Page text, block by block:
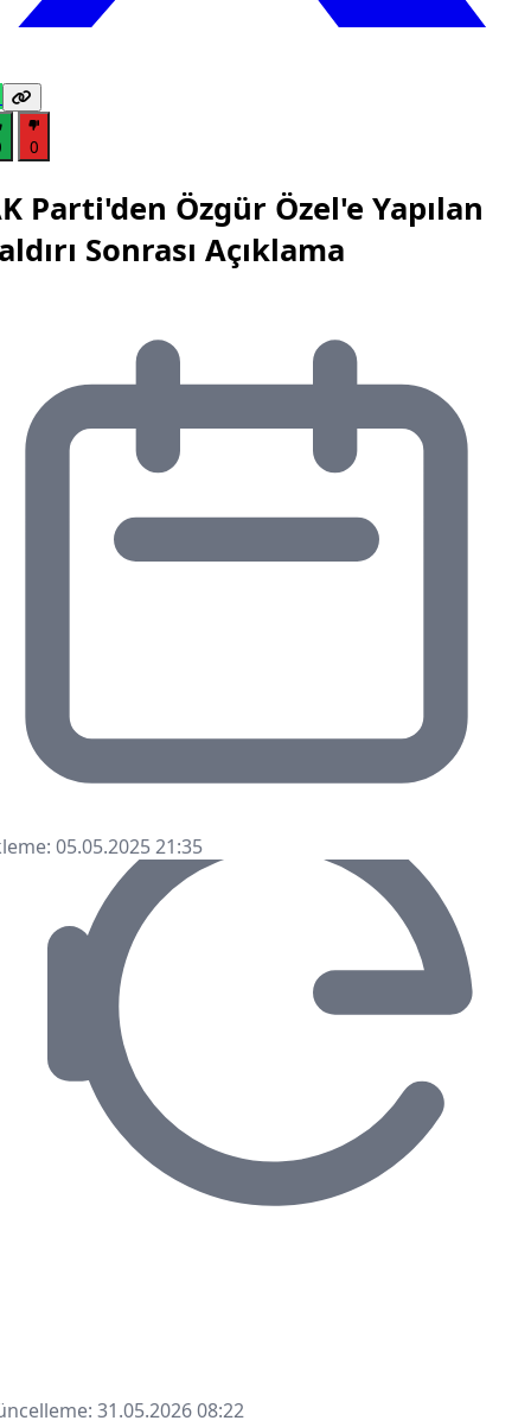
0
Parti'den Özgür Özel'e Yapılan
Sonrası Açıklama
05.05.2025 21:35
31.05.2026 08:22